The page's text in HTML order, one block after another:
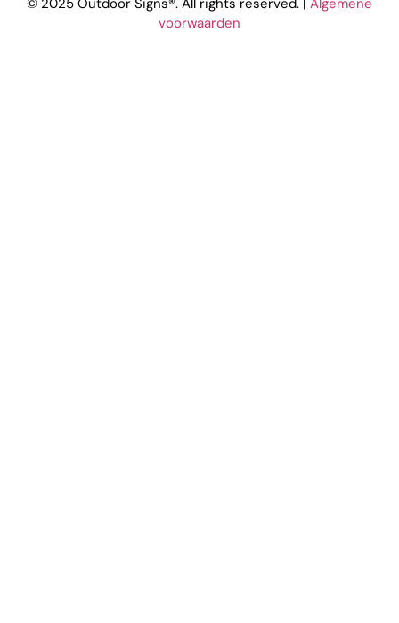
© 2025 Outdoor Signs®. All rights reserved. | Algemene
voorwaarden